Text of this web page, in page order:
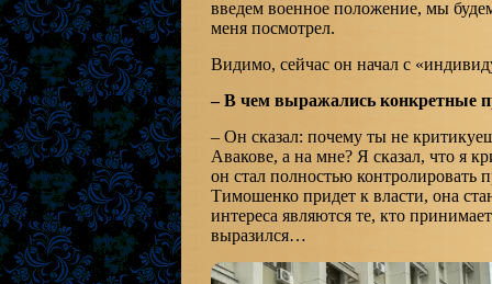
введем военное положение, мы
меня посмотрел.
Видимо, сейчас он начал с
– В чем выражались конкретные
– Он сказал: почему ты не
Авакове, а на мне? Я сказал, что я
он стал полностью контролировать
Тимошенко придет к власти, она
интереса являются те, кто
выразился…